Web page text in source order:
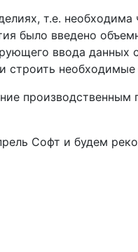
т.е.
было введено
ввода данных
строить необходимые
Софт и будем